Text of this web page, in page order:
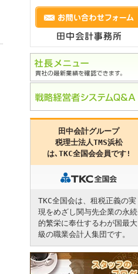
田中会計グループ
税理士法人TMS浜松
は､ TKC全国会会員です!
TKC全国会は、租税正義の実
現をめざし関与先企業の永続
的繁栄に奉仕するわが国最大
級の職業会計人集団です。